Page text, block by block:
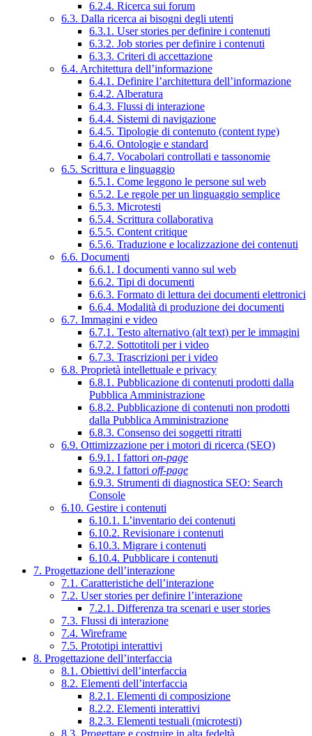
6.2.4. Ricerca sui forum
6.3. Dalla ricerca ai bisogni degli utenti
6.3.1. User stories per definire i contenuti
6.3.2. Job stories per definire i contenuti
6.3.3. Criteri di accettazione
6.4. Architettura dell’informazione
6.4.1. Definire l’architettura dell’informazione
6.4.2. Alberatura
6.4.3. Flussi di interazione
6.4.4. Sistemi di navigazione
6.4.5. Tipologie di contenuto (content type)
6.4.6. Ontologie e standard
6.4.7. Vocabolari controllati e tassonomie
6.5. Scrittura e linguaggio
6.5.1. Come leggono le persone sul web
6.5.2. Le regole per un linguaggio semplice
6.5.3. Microtesti
6.5.4. Scrittura collaborativa
6.5.5. Content critique
6.5.6. Traduzione e localizzazione dei contenuti
6.6. Documenti
6.6.1. I documenti vanno sul web
6.6.2. Tipi di documenti
6.6.3. Formato di lettura dei documenti elettronici
6.6.4. Modalità di produzione dei documenti
6.7. Immagini e video
6.7.1. Testo alternativo (alt text) per le immagini
6.7.2. Sottotitoli per i video
6.7.3. Trascrizioni per i video
6.8. Proprietà intellettuale e privacy
6.8.1. Pubblicazione di contenuti prodotti dalla
Pubblica Amministrazione
6.8.2. Pubblicazione di contenuti non prodotti
dalla Pubblica Amministrazione
6.8.3. Consenso dei soggetti ritratti
6.9. Ottimizzazione per i motori di ricerca (SEO)
6.9.1. I fattori on-page
6.9.2. I fattori off-page
6.9.3. Strumenti di diagnostica SEO: Search
Console
6.10. Gestire i contenuti
6.10.1. L’inventario dei contenuti
6.10.2. Revisionare i contenuti
6.10.3. Migrare i contenuti
6.10.4. Pubblicare i contenuti
7. Progettazione dell’interazione
7.1. Caratteristiche dell’interazione
7.2. User stories per definire l’interazione
7.2.1. Differenza tra scenari e user stories
7.3. Flussi di interazione
7.4. Wireframe
7.5. Prototipi interattivi
8. Progettazione dell’interfaccia
8.1. Obiettivi dell’interfaccia
8.2. Elementi dell’interfaccia
8.2.1. Elementi di composizione
8.2.2. Elementi interattivi
8.2.3. Elementi testuali (microtesti)
8.3. Progettare e costruire in alta fedeltà